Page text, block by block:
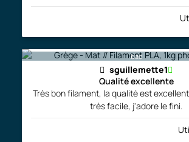
bac
sguillemette1
Qualité excellente
Très bon filament, la qualité est
très facile, j'adore le fini.